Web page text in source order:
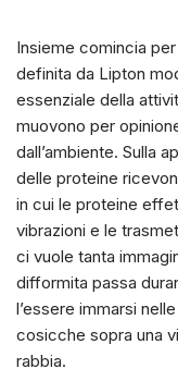
Insieme comincia
definita da Lipton
essenziale della
muovono per
dall’ambiente. Sulla
delle proteine
in cui le proteine
vibrazioni e le
ci vuole tanta
difformita passa
l’essere immarsi
cosicche sopra una
rabbia.